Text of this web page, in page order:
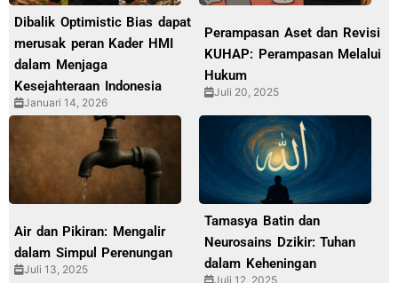
Dibalik Optimistic Bias dapat
merusak peran Kader HMI
dalam Menjaga
Kesejahteraan Indonesia
Januari 14, 2026
Perampasan Aset dan Revisi
KUHAP: Perampasan Melalui
Hukum
Juli 20, 2025
Air dan Pikiran: Mengalir
dalam Simpul Perenungan
Juli 13, 2025
Tamasya Batin dan
Neurosains Dzikir: Tuhan
dalam Keheningan
Juli 12, 2025